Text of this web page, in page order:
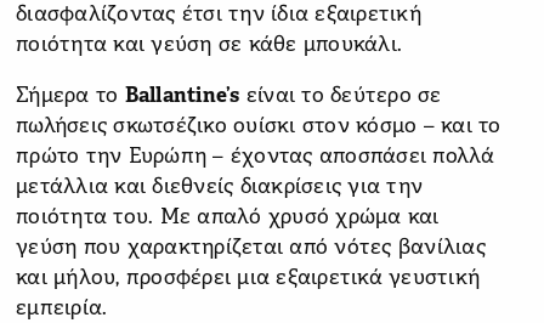
διασφαλίζοντας έτσι την ίδια εξαιρετική
ποιότητα και γεύση σε κάθε μπουκάλι.
Σήμερα το Ballantine’s είναι το δεύτερο σε
πωλήσεις σκωτσέζικο ουίσκι στον κόσμο – και το
πρώτο την Ευρώπη – έχοντας αποσπάσει πολλά
μετάλλια και διεθνείς διακρίσεις για την
ποιότητα του. Με απαλό χρυσό χρώμα και
γεύση που χαρακτηρίζεται από νότες βανίλιας
και μήλου, προσφέρει μια εξαιρετικά γευστική
εμπειρία.